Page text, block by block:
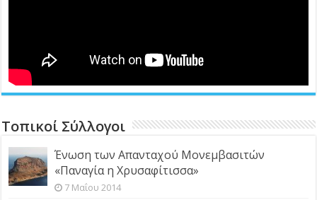
Τοπικοί Σύλλογοι
Ένωση των Απανταχού Μονεμβασιτών
«Παναγία η Χρυσαφίτισσα»
7 Μαΐου 2014